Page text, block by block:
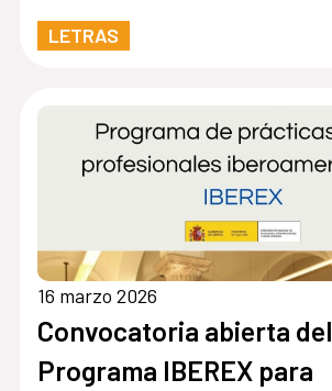
Creación Literaria
LETRAS
16 marzo 2026
Convocatoria abierta del
Programa IBEREX para